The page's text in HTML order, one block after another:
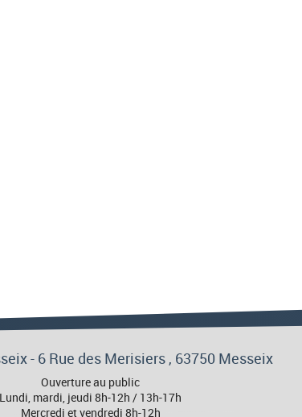
- 6 Rue des Merisiers , 63750 Messeix
Ouverture au public
Lundi, mardi, jeudi 8h-12h / 13h-17h
Mercredi et vendredi 8h-12h